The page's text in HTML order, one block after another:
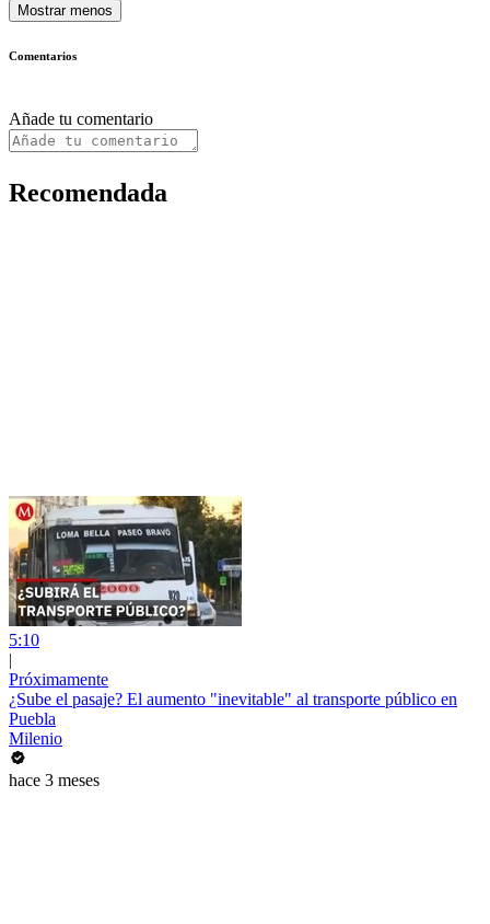
Mostrar menos
Comentarios
Añade tu comentario
Recomendada
5:10
|
Próximamente
¿Sube el pasaje? El aumento "inevitable" al transporte público en
Puebla
Milenio
hace 3 meses